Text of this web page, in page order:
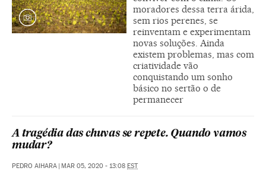
moradores dessa terra árida,
sem rios perenes, se
reinventam e experimentam
novas soluções. Ainda
existem problemas, mas com
criatividade vão
conquistando um sonho
básico no sertão o de
permanecer
A tragédia das chuvas se repete. Quando vamos
mudar?
PEDRO AIHARA | MAR 05, 2020 - 13:08 EST